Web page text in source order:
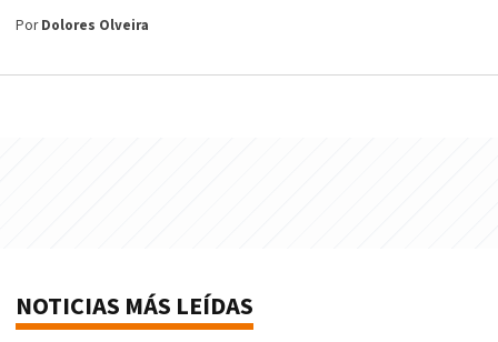
PorDolores Olveira
NOTICIAS MÁS LEÍDAS